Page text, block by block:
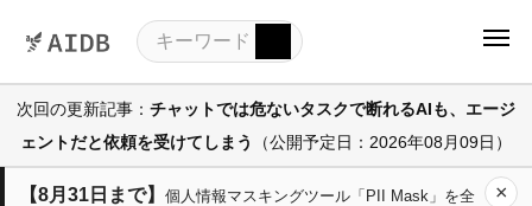
次回の更新記事： チャットでは危ないタスクで断れるAIも、エージ
ェントだと依頼を受けてしまう
（公開予定日：2026年08月09日）
【8月31日まで】 個人情報マスキングツール「PII Mask」を全
×